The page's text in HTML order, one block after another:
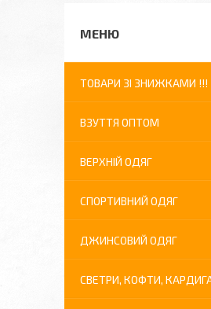
ТОВАРИ ЗІ ЗНИЖКАМИ !!!
ВЗУТТЯ ОПТОМ
ВЕРХНІЙ ОДЯГ
СПОРТИВНИЙ ОДЯГ
ДЖИНСОВИЙ ОДЯГ
СВЕТРИ, КОФТИ,